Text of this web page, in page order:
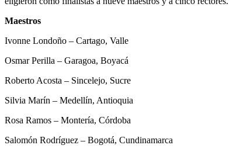
Maestros
Ivonne Londoño – Cartago, Valle
Osmar Perilla – Garagoa, Boyacá
Roberto Acosta – Sincelejo, Sucre
Silvia Marín – Medellín, Antioquia
Rosa Ramos – Montería, Córdoba
Salomón Rodríguez – Bogotá, Cundinamarca